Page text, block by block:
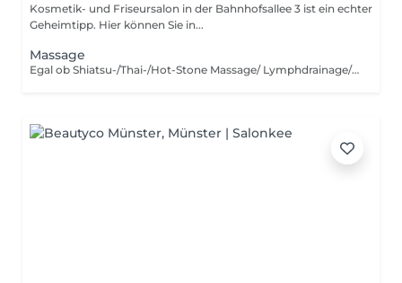
Kosmetik- und Friseursalon in der Bahnhofsallee 3 ist ein echter
Geheimtipp. Hier können Sie in...
Massage
Egal ob Shiatsu-/Thai-/Hot-Stone Massage/ Lymphdrainage/ Fussreflexzonenmassage